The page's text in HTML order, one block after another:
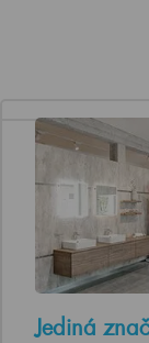
Jediná